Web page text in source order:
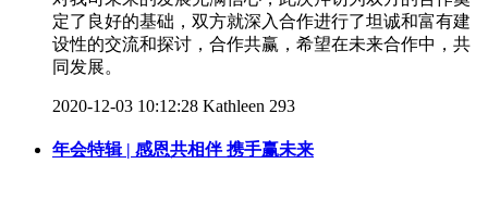
定了良好的基础，双方就深入合作进行了坦诚和富有建
设性的交流和探讨，合作共赢，希望在未来合作中，共
同发展。
2020-12-03 10:12:28 Kathleen 293
年会特辑 | 感恩共相伴 携手赢未来